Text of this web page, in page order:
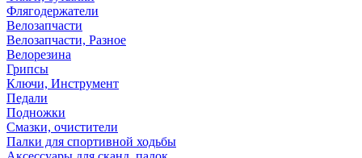
Флягодержатели
Велозапчасти
Велозапчасти, Разное
Велорезина
Грипсы
Ключи, Инструмент
Педали
Подножки
Смазки, очистители
Палки для спортивной ходьбы